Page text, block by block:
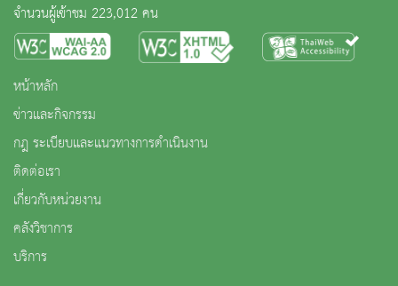
จำนวนผู้เข้าชม 223,012 คน
หน้าหลัก
ข่าวและกิจกรรม
กฎ ระเบียบและแนวทางการดำเนินงาน
ติดต่อเรา
เกี่ยวกับหน่วยงาน
คลังวิชาการ
บริการ